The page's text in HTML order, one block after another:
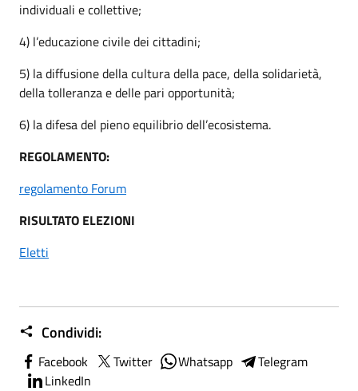
individuali e collettive;
4) l’educazione civile dei cittadini;
5) la diffusione della cultura della pace, della solidarietà,
della tolleranza e delle pari opportunità;
6) la difesa del pieno equilibrio dell’ecosistema.
REGOLAMENTO:
regolamento Forum
RISULTATO ELEZIONI
Eletti
Condividi:
Facebook Twitter Whatsapp
Telegram
LinkedIn